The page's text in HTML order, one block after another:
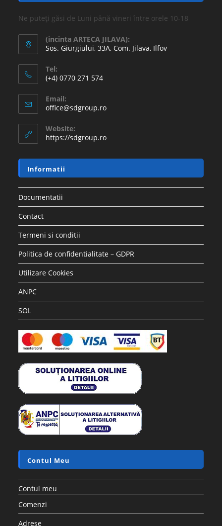
Ne puteți găsi de Luni până vineri între orele 10-18
(incinta ARTECA JILAVA):
Sos. Giurgiului, 33A, Com. Jilava, Ilfov
Tel:
(+4) 0770 271 574
Email:
office@sdgroup.ro
Website:
https://sdgroup.ro
Informatii
Documentatii
Contact
Termeni si conditii
Politica de confidentialitate – GDPR
Utilizare Cookies
ANPC
SOL
Contul Meu
Contul meu
Comenzi
Adrese